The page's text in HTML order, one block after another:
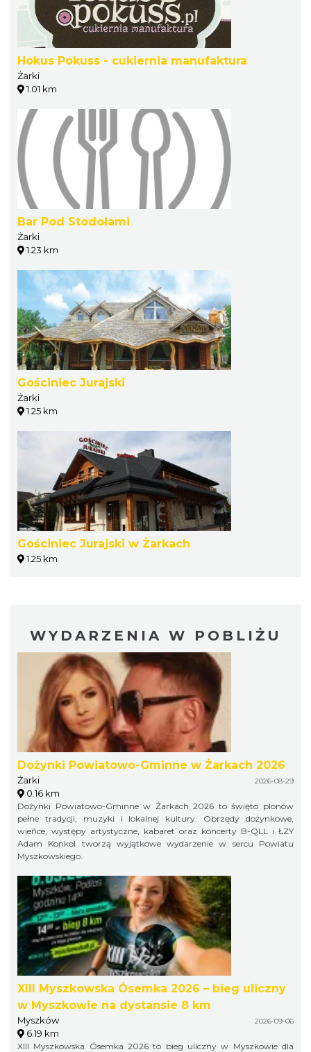
Hokus Pokuss - cukiernia manufaktura
Żarki
1.01 km
Bar Pod Stodołami
Żarki
1.23 km
Gościniec Jurajski
Żarki
1.25 km
Gościniec Jurajski w Żarkach
1.25 km
WYDARZENIA W POBLIŻU
Dożynki Powiatowo-Gminne w Żarkach 2026
Żarki 2026-08-29
0.16 km
Dożynki Powiatowo-Gminne w Żarkach 2026 to święto plonów
pełne tradycji, muzyki i lokalnej kultury. Obrzędy dożynkowe,
wieńce, występy artystyczne, kabaret oraz koncerty B-QLL i ŁZY
Adam Konkol tworzą wyjątkowe wydarzenie w sercu Powiatu
Myszkowskiego.
XIII Myszkowska Ósemka 2026 – bieg uliczny
w Myszkowie na dystansie 8 km
Myszków 2026-09-06
6.19 km
XIII Myszkowska Ósemka 2026 to bieg uliczny w Myszkowie dla